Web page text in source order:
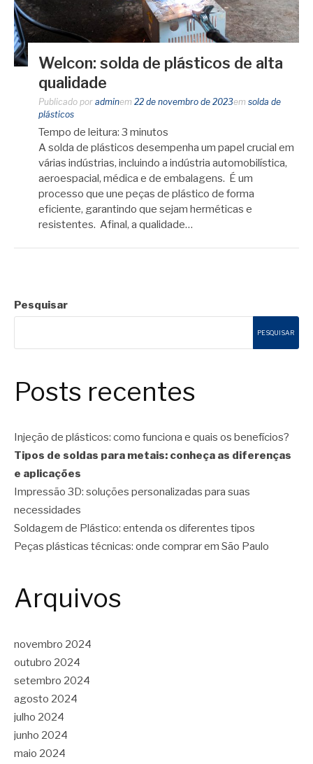
Welcon: solda de plásticos de alta
qualidade
Publicado por adminem 22 de novembro de 2023em solda de
plásticos
Tempo de leitura: 3 minutos
A solda de plásticos desempenha um papel crucial em
várias indústrias, incluindo a indústria automobilística,
aeroespacial, médica e de embalagens. É um
processo que une peças de plástico de forma
eficiente, garantindo que sejam herméticas e
resistentes. Afinal, a qualidade…
Pesquisar
PESQUISAR
Posts recentes
Injeção de plásticos: como funciona e quais os benefícios?
Tipos de soldas para metais: conheça as diferenças
e aplicações
Impressão 3D: soluções personalizadas para suas
necessidades
Soldagem de Plástico: entenda os diferentes tipos
Peças plásticas técnicas: onde comprar em São Paulo
Arquivos
novembro 2024
outubro 2024
setembro 2024
agosto 2024
julho 2024
junho 2024
maio 2024